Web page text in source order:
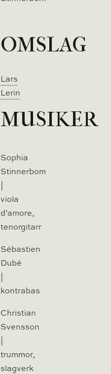
OMSLAG
Lars
Lerin
MUSIKER
Sophia
Stinnerbom
viola
d’amore,
tenorgitarr
Sébastien
Dubé
kontrabas
Christian
Svensson
trummor,
slagverk